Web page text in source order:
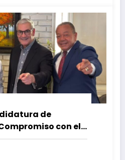
de
con el
y la Participación